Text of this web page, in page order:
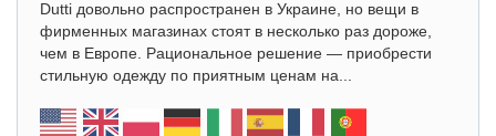
Dutti довольно распространен в Украине, но вещи в
фирменных магазинах стоят в несколько раз дороже,
чем в Европе. Рациональное решение — приобрести
стильную одежду по приятным ценам на...